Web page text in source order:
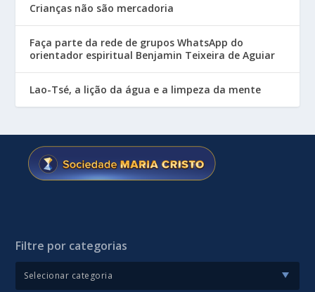
Crianças não são mercadoria
Faça parte da rede de grupos WhatsApp do
orientador espiritual Benjamin Teixeira de Aguiar
Lao-Tsé, a lição da água e a limpeza da mente
Filtre por categorias